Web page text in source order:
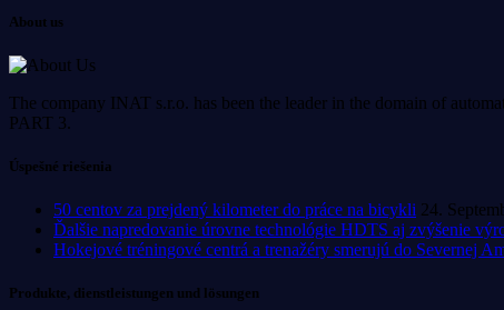
About us
The company INAT s.r.o. has been the leader in the domain of
PART 3.
Úspešné riešenia
50 centov za prejdený kilometer do práce na bicykli 24.
Ďalšie napredovanie úrovne technológie HDTS aj zvýšenie
Hokejové tréningové centrá a trenažéry smerujú do Severnej
Produkte, dienstleistungen und lösungen